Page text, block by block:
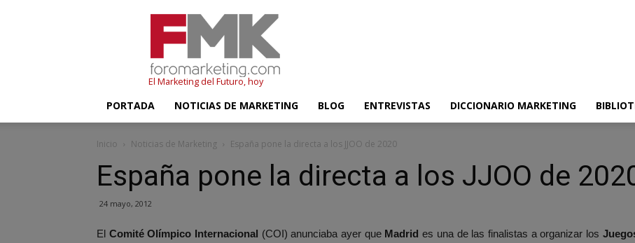
El Marketing del Futuro, hoy
PORTADA NOTICIAS DE MARKETING BLOG ENTREVISTAS DICCIONARIO MARKETING
Inicio Noticias de Marketing España pone la directa a los JJOO de 2020
España pone la directa a los JJOO de
24 mayo, 2012
El Comité Olímpico Internacional (COI) anunciaba ayer que Madrid es una de las finalistas a organizar los